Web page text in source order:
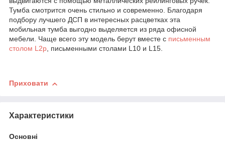
Тумба смотрится очень стильно и современно. Благодаря
подбору лучшего ДСП в интересных расцветках эта
мобильная тумба выгодно выделяется из ряда офисной
мебели. Чаще всего эту модель берут вместе с письменным
столом L2p, письменными столами L10 и L15.
Приховати
Характеристики
Основні